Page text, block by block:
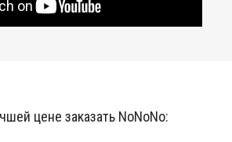
цене заказать NoNoNo: